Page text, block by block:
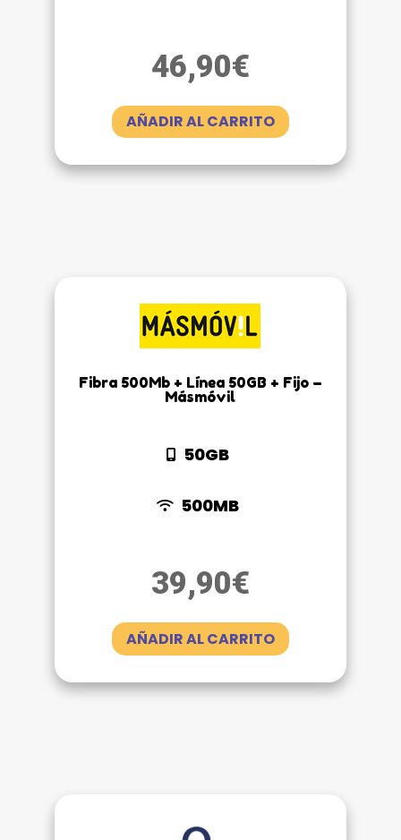
46,90€
AÑADIR AL CARRITO
Fibra 500Mb + Línea 50GB + Fijo –
Másmóvil
50GB
500MB
39,90€
AÑADIR AL CARRITO